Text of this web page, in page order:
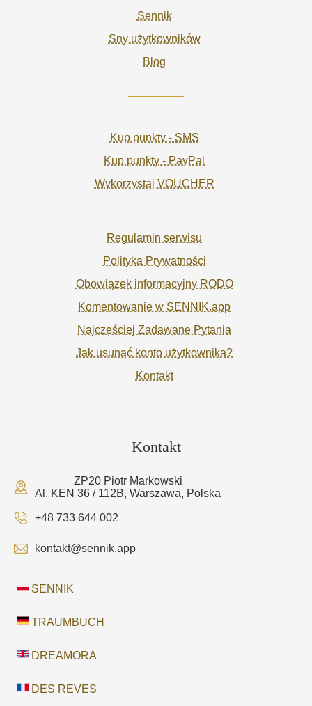
Sennik
Sny użytkowników
Blog
Kup punkty - SMS
Kup punkty - PayPal
Wykorzystaj VOUCHER
Regulamin serwisu
Polityka Prywatności
Obowiązek informacyjny RODO
Komentowanie w SENNIK.app
Najczęściej Zadawane Pytania
Jak usunąć konto użytkownika?
Kontakt
Kontakt
ZP20 Piotr Markowski
Al. KEN 36 / 112B, Warszawa, Polska
+48 733 644 002
kontakt@sennik.app
SENNIK
TRAUMBUCH
DREAMORA
DES REVES